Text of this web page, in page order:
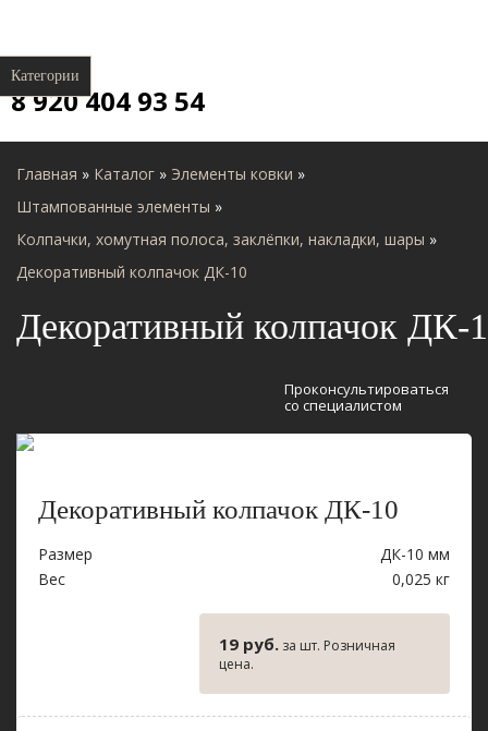
8 920 404 93 54
Главная » Каталог » Элементы ковки »
Штампованные элементы »
Колпачки, хомутная полоса, заклёпки, накладки, шары »
Декоративный колпачок ДК-10
Декоративный колпачок ДК-
Проконсультироваться
со специалистом
Декоративный колпачок ДК-10
Размер
ДК-10 мм
Вес
0,025 кг
19 руб. за шт. Розничная
цена.
Категории